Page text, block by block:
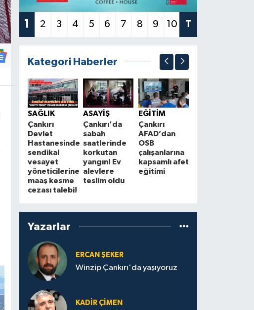
1 2 3 4 5 6 7 8 9 10 T
Kategori Haberler
SAĞLIK
Çankırı
Devlet
Hastanesinde
sendikal
vesayet
yöneticilerine
maaş kesme
cezası talebi!
ASAYİŞ
Çankırı'da
sabah
saatlerinde
korkutan
yangın! Ev
alevlere
teslim oldu
EĞİTİM
Çankırı
AFAD’dan
OSB
çalışanlarına
kapsamlı afet
eğitimi
Yazarlar
ERCAN ŞEKER
Winzip Çankırı'da yaşıyoruz
KADIR ÇIMEN